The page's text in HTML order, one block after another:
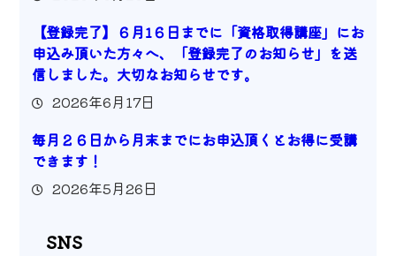
【登録完了】６月1６日までに「資格取得講座」にお
申込み頂いた方々へ、「登録完了のお知らせ」を送
信しました。大切なお知らせです。
2026年6月17日
毎月２６日から月末までにお申込頂くとお得に受講
できます！
2026年5月26日
SNS